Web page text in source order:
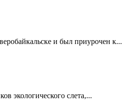
и был приурочен к...
экологического слета,...